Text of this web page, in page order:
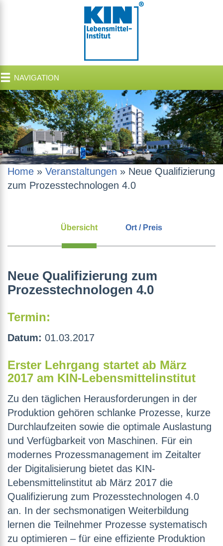
NAVIGATION
Home » Veranstaltungen » Neue Qualifizierung
zum Prozesstechnologen 4.0
Übersicht Ort / Preis
Neue Qualifizierung zum
Prozesstechnologen 4.0
Termin:
Datum: 01.03.2017
Erster Lehrgang startet ab März
2017 am KIN-Lebensmittelinstitut
Zu den täglichen Herausforderungen in der
Produktion gehören schlanke Prozesse, kurze
Durchlaufzeiten sowie die optimale Auslastung
und Verfügbarkeit von Maschinen. Für ein
modernes Prozessmanagement im Zeitalter
der Digitalisierung bietet das KIN-
Lebensmittelinstitut ab März 2017 die
Qualifizierung zum Prozesstechnologen 4.0
an. In der sechsmonatigen Weiterbildung
lernen die Teilnehmer Prozesse systematisch
zu optimieren – für eine effiziente Produktion